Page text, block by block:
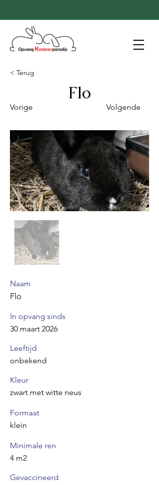
< Terug
Volgende
Naam
Flo
In opvang sinds
30 maart 2026
Leeftijd
onbekend
Kleur
zwart met witte neus
Formaat
klein
Minimale ren
4 m2
Gevaccineerd
Flo
Vorige